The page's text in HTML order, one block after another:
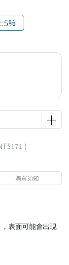
)
購買須知
表面可能會出現